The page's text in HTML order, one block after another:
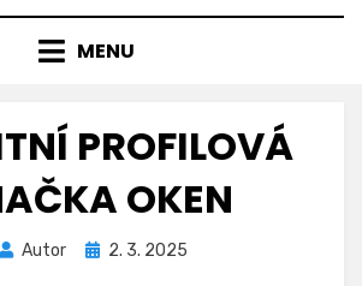
MENU
PROFILOVÁ
OKEN
Autor
Zveřejněno
2. 3. 2025